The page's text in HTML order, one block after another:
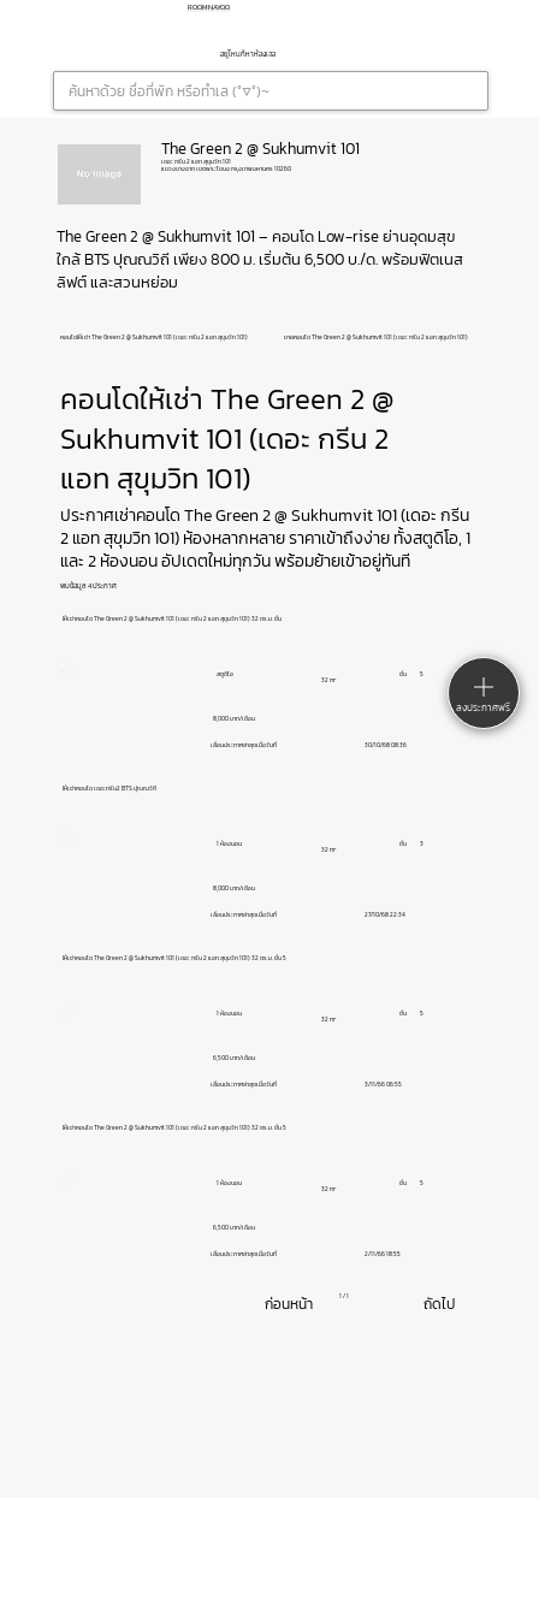
ROOMNAYOO
อยู่ไหนก็หาห้องเจอ
The Green 2 @ Sukhumvit 101
เดอะ กรีน 2 แอท สุขุมวิท 101
แขวงบางจาก เขตพระโขนง กรุงเทพมหานคร 10260
The Green 2 @ Sukhumvit 101 – คอนโด Low-rise ย่านอุดมสุข
ใกล้ BTS ปุณณวิถี เพียง 800 ม. เริ่มต้น 6,500 บ./ด. พร้อมฟิตเนส
ลิฟต์ และสวนหย่อม
คอนโดให้เช่า The Green 2 @ Sukhumvit 101 (เดอะ กรีน 2 แอท สุขุมวิท 101) ขายคอนโด The Green 2 @ Sukhumvit 101 (เดอะ กรีน 2 แอท สุขุมวิท 101)
พบข้อมูล 4 ประกาศ
ประกาศเช่าคอนโด The Green 2 @ Sukhumvit 101 (เดอะ กรีน
2 แอท สุขุมวิท 101) ห้องหลากหลาย ราคาเข้าถึงง่าย ทั้งสตูดิโอ, 1
และ 2 ห้องนอน อัปเดตใหม่ทุกวัน พร้อมย้ายเข้าอยู่ทันที
คอนโดให้เช่า The Green 2 @
Sukhumvit 101 (เดอะ กรีน 2
แอท สุขุมวิท 101)
ให้เช่าคอนโด The Green 2 @ Sukhumvit 101 (เดอะ กรีน 2 แอท สุขุมวิท 101) 32 ตร.ม. ชั้น
8,000 บาท/เดือน
สตูดิโอ
32 m²
ชั้น 5
เลื่อนประกาศล่าสุดเมื่อวันที่ 30/10/68 08:36
ให้เช่าคอนโด เดอะกรีน2 BTS ปุณณวิถี
8,000 บาท/เดือน
1 ห้องนอน
32 m²
ชั้น 3
เลื่อนประกาศล่าสุดเมื่อวันที่ 27/10/68 22:34
ให้เช่าคอนโด The Green 2 @ Sukhumvit 101 (เดอะ กรีน 2 แอท สุขุมวิท 101) 32 ตร.ม. ชั้น 5
6,500 บาท/เดือน
1 ห้องนอน
32 m²
ชั้น 5
เลื่อนประกาศล่าสุดเมื่อวันที่ 3/11/66 06:55
ให้เช่าคอนโด The Green 2 @ Sukhumvit 101 (เดอะ กรีน 2 แอท สุขุมวิท 101) 32 ตร.ม. ชั้น 5
6,500 บาท/เดือน
1 ห้องนอน
32 m²
ชั้น 5
เลื่อนประกาศล่าสุดเมื่อวันที่ 2/11/66 18:55
ถัดไป
ก่อนหน้า 1 / 1
ลงประกาศฟรี